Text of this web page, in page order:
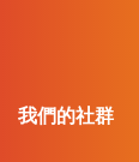
我們的社群